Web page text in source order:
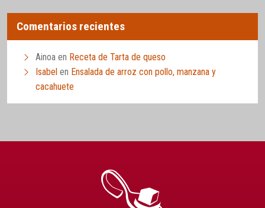
Comentarios recientes
Ainoa en Receta de Tarta de queso
Isabel en Ensalada de arroz con pollo, manzana y
cacahuete